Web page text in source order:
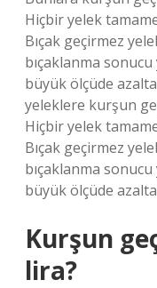
Hiçbir yelek
Bıçak geçirmez
bıçaklanma
büyük ölçüde
yeleklere kurşun
Hiçbir yelek
Bıçak geçirmez
bıçaklanma
büyük ölçüde
Kurşun
lira?